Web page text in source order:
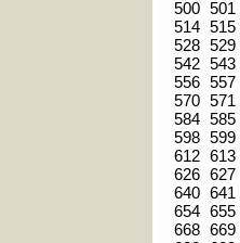
500 501
514 515
528 529
542 543
556 557
570 571
584 585
598 599
612 613
626 627
640 641
654 655
668 669